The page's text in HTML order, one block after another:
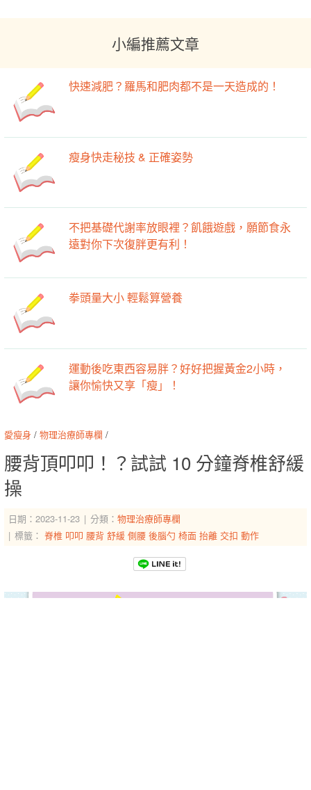
小編推薦文章
快速減肥？羅馬和肥肉都不是一天造成的！
瘦身快走秘技 & 正確姿勢
不把基礎代謝率放眼裡？飢餓遊戲，願節食永
遠對你下次復胖更有利！
拳頭量大小 輕鬆算營養
運動後吃東西容易胖？好好把握黃金2小時，
讓你愉快又享「瘦」！
愛瘦身 / 物理治療師專欄 /
腰背頂叩叩！？試試 10 分鐘脊椎舒緩
操
日期：2023-11-23 分類： 物理治療師專欄
標籤： 脊椎 叩叩 腰背 舒緩 側腰 後腦勺 椅面 抬離 交扣 動作